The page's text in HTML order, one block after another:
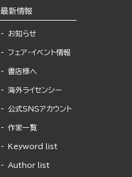
最新情報
お知らせ
フェア・イベント情報
書店様へ
海外ライセンシー
公式SNSアカウント
作家一覧
Keyword list
Author list